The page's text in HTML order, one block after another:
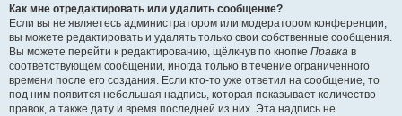
Как мне отредактировать или удалить сообщение?
Если вы не являетесь администратором или модератором конференции,
вы можете редактировать и удалять только свои собственные сообщения.
Вы можете перейти к редактированию, щёлкнув по кнопке Правка в
соответствующем сообщении, иногда только в течение ограниченного
времени после его создания. Если кто-то уже ответил на сообщение, то
под ним появится небольшая надпись, которая показывает количество
правок, а также дату и время последней из них. Эта надпись не